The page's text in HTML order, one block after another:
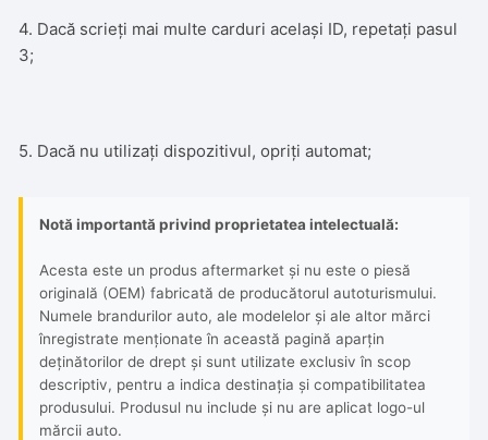
4. Dacă scrieți mai multe carduri același ID, repetați pasul
3;
5. Dacă nu utilizați dispozitivul, opriți automat;
Notă importantă privind proprietatea intelectuală:
Acesta este un produs aftermarket și nu este o piesă
originală (OEM) fabricată de producătorul autoturismului.
Numele brandurilor auto, ale modelelor și ale altor mărci
înregistrate menționate în această pagină aparțin
deținătorilor de drept și sunt utilizate exclusiv în scop
descriptiv, pentru a indica destinația și compatibilitatea
produsului. Produsul nu include și nu are aplicat logo-ul
mărcii auto.